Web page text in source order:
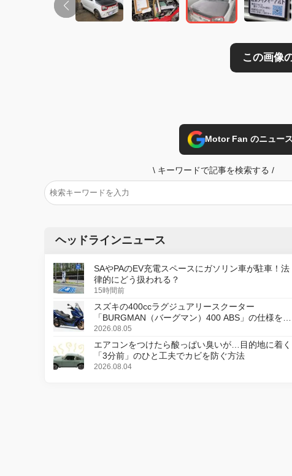
Motor Fan のニュー
\ キーワードで記事を検索する /
ヘッドラインニュース
SAやPAのEV充電スペースにガソリン車が駐車！法
律的にどう扱われる？
15時間前
スズキの400ccラグジュアリースクーター
「BURGMAN（バーグマン）400 ABS」の仕様を変
更し、8月18日に発売
2026.08.05
エアコンをつけたら酸っぱい臭いが…目的地に着く
「3分前」のひと工夫でカビを防ぐ方法
2026.08.04